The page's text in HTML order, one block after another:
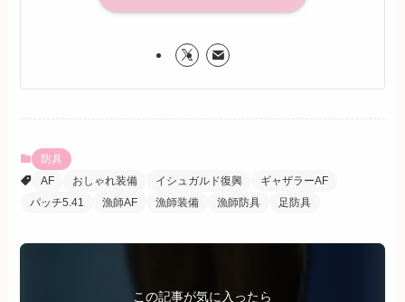
防具
AF
おしゃれ装備 イシュガルド復興
ギャザラーAF
パッチ5.41
漁師AF 漁師装備 漁師防具 足防具
この記事が気に入ったら